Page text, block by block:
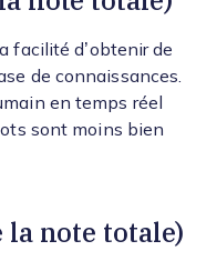
facilité d’obtenir de
de connaissances.
en temps réel
sont moins bien
la note totale)